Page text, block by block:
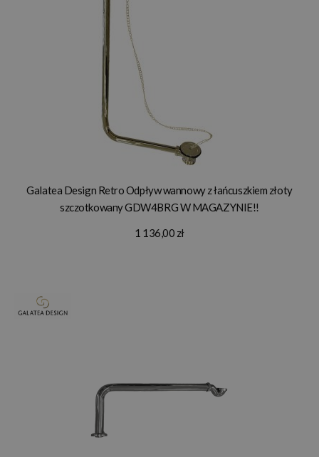
Galatea Design Retro Odpływ wannowy z łańcuszkiem złoty
szczotkowany GDW4BRG W MAGAZYNIE!!
1 136,00 zł